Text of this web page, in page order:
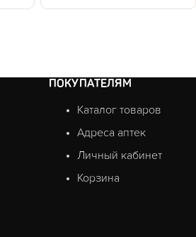
ПОКУПАТЕЛЯМ
Каталог товаров
Адреса аптек
Личный кабинет
Корзина